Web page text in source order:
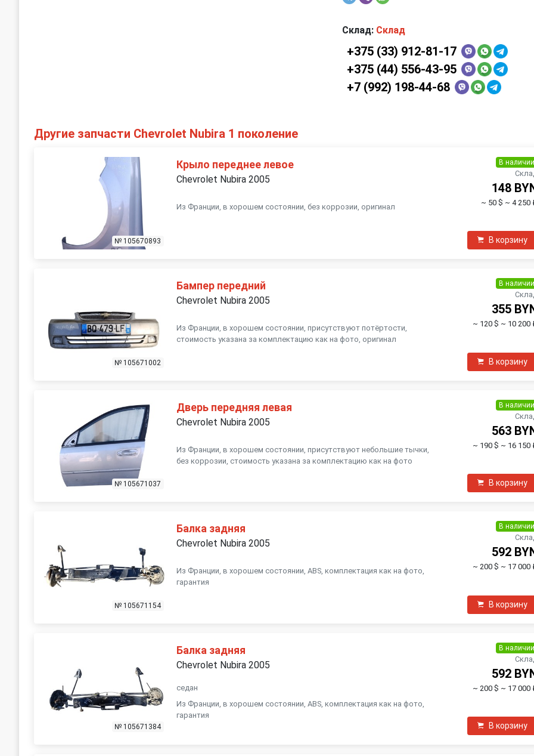
Склад: Склад
+375 (33) 912-81-17
+375 (44) 556-43-95
+7 (992) 198-44-68
Другие запчасти Chevrolet Nubira 1 поколение
№ 105670893
Крыло переднее левое
Chevrolet Nubira 2005
Из Франции, в хорошем состоянии, без коррозии, оригинал
В наличии
148
~ 50 $ ~ 4 250
В корзину
№ 105671002
Бампер передний
Chevrolet Nubira 2005
Из Франции, в хорошем состоянии, присутствуют потёртости,
стоимость указана за комплектацию как на фото, оригинал
В наличии
355
~ 120 $ ~ 10 200
В корзину
№ 105671037
Дверь передняя левая
Chevrolet Nubira 2005
Из Франции, в хорошем состоянии, присутствуют небольшие тычки,
без коррозии, стоимость указана за комплектацию как на фото
В наличии
563
~ 190 $ ~ 16 150
В корзину
№ 105671154
Балка задняя
Chevrolet Nubira 2005
Из Франции, в хорошем состоянии, ABS, комплектация как на фото,
гарантия
В наличии
592
~ 200 $ ~ 17 000
В корзину
№ 105671384
Балка задняя
Chevrolet Nubira 2005
седан
Из Франции, в хорошем состоянии, ABS, комплектация как на фото,
гарантия
В наличии
592
~ 200 $ ~ 17 000
В корзину